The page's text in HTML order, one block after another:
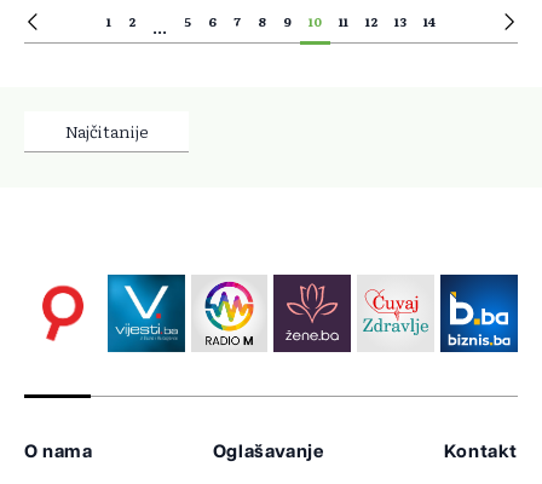
1 2 ... 5 6 7 8 9 10 11 12 13 14
Najčitanije
O nama Oglašavanje Kontakt